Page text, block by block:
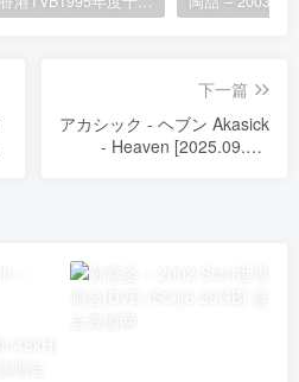
下一篇
アカシック - ヘブン Akasick
- Heaven [2025.09.03]